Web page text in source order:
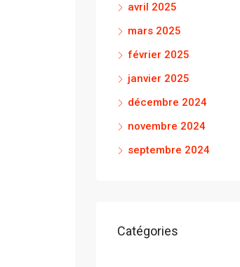
avril 2025
mars 2025
février 2025
janvier 2025
décembre 2024
novembre 2024
septembre 2024
Catégories